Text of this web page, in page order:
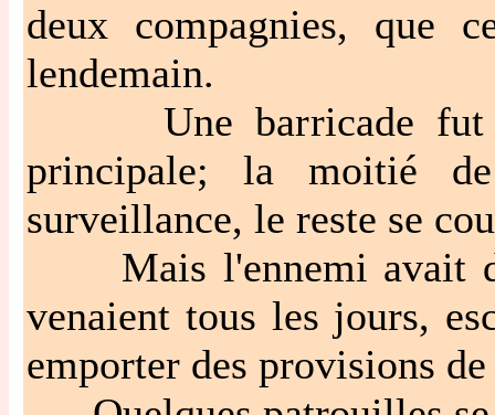
deux compagnies, que
lendemain.
Une barricade fut
principale; la moitié
surveillance, le reste se
Mais l'ennemi avait
venaient tous les jours,
emporter des provisions